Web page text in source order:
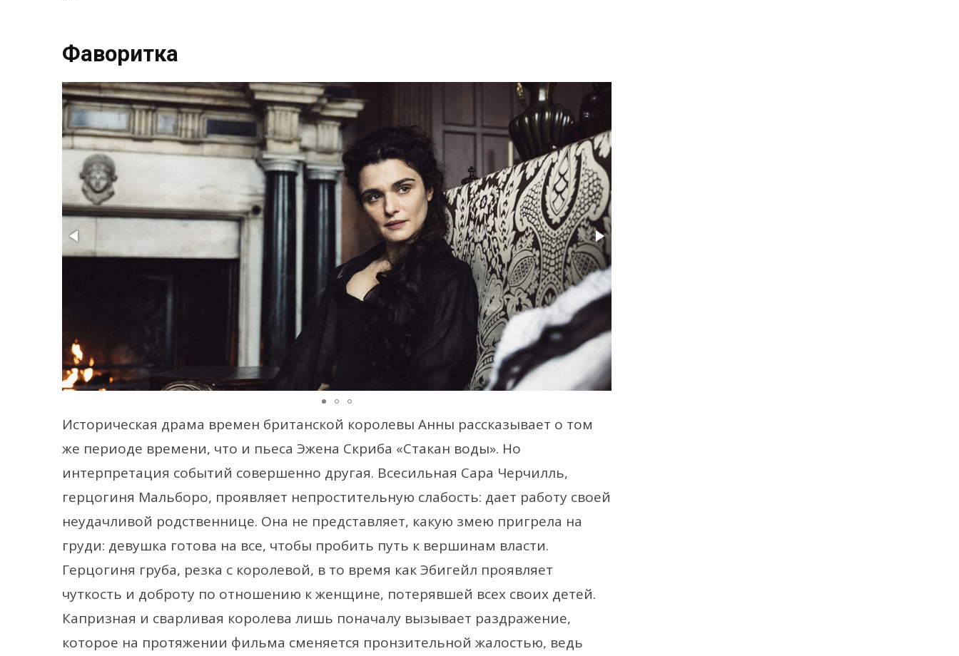
Фаворитка
Историческая драма времен британской королевы Анны рассказывает о том
же периоде времени, что и пьеса Эжена Скриба «Стакан воды». Но
интерпретация событий совершенно другая. Всесильная Сара Черчилль,
герцогиня Мальборо, проявляет непростительную слабость: дает работу своей
неудачливой родственнице. Она не представляет, какую змею пригрела на
груди: девушка готова на все, чтобы пробить путь к вершинам власти.
Герцогиня груба, резка с королевой, в то время как Эбигейл проявляет
чуткость и доброту по отношению к женщине, потерявшей всех своих детей.
Капризная и сварливая королева лишь поначалу вызывает раздражение,
которое на протяжении фильма сменяется пронзительной жалостью, ведь